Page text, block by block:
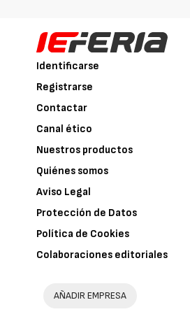
Identificarse
Registrarse
Contactar
Canal ético
Nuestros productos
Quiénes somos
Aviso Legal
Protección de Datos
Política de Cookies
Colaboraciones editoriales
AÑADIR EMPRESA